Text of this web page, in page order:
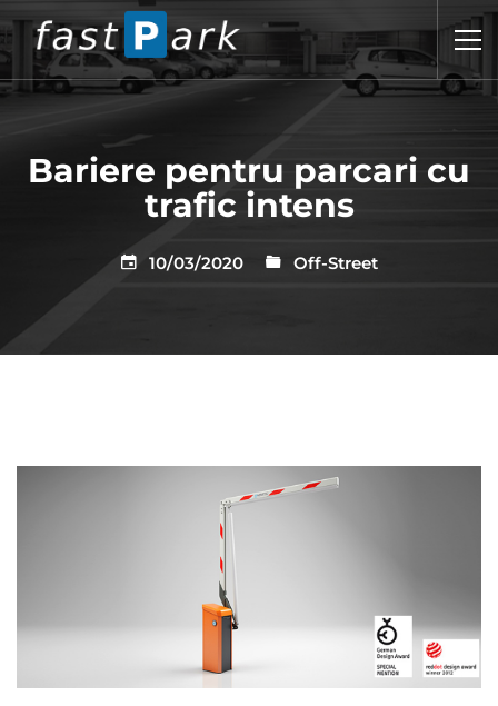
Bariere pentru parcari cu
trafic intens
10/03/2020 Off-Street